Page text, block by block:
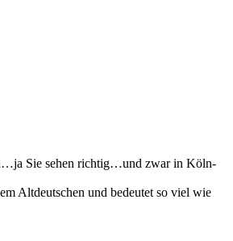
Sie sehen richtig…und zwar in Köln-
Altdeutschen und bedeutet so viel wie